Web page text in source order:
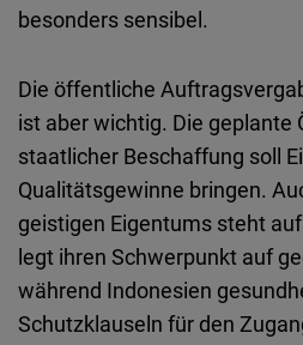
besonders sensibel.
Die öffentliche
ist aber wichtig. Die geplante
staatlicher Beschaffung soll
Qualitätsgewinne bringen.
geistigen Eigentums steht
legt ihren Schwerpunkt auf
während Indonesien
Schutzklauseln für den